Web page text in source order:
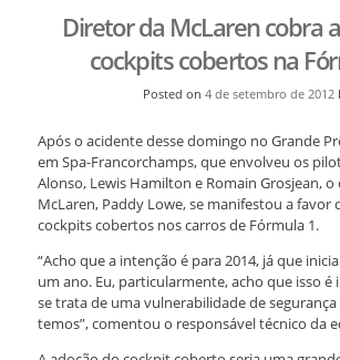
Diretor da McLaren cobra
cockpits cobertos na
Posted on 4 de setembro de 2012
Após o acidente desse domingo no Grande
em Spa-Francorchamps, que envolveu os
Alonso, Lewis Hamilton e Romain Grosjean,
McLaren, Paddy Lowe, se manifestou a favor
cockpits cobertos nos carros de Fórmula 1.
“Acho que a intenção é para 2014, já que
um ano. Eu, particularmente, acho que isso
se trata de uma vulnerabilidade de
temos”, comentou o responsável técnico da